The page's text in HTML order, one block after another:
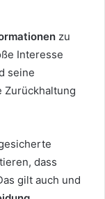
zu
Interesse
seine
Zurückhaltung
dass
gilt auch und